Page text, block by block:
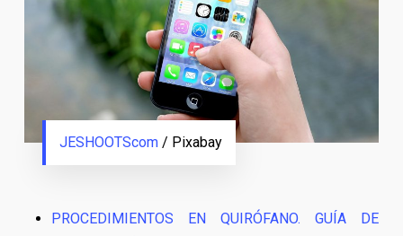
JESHOOTScom/ Pixabay
PROCEDIMIENTOS EN QUIRÓFANO. GUÍA DE